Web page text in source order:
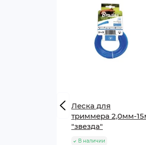
Леска для
триммера 2,0мм-
"звезда"
В наличии